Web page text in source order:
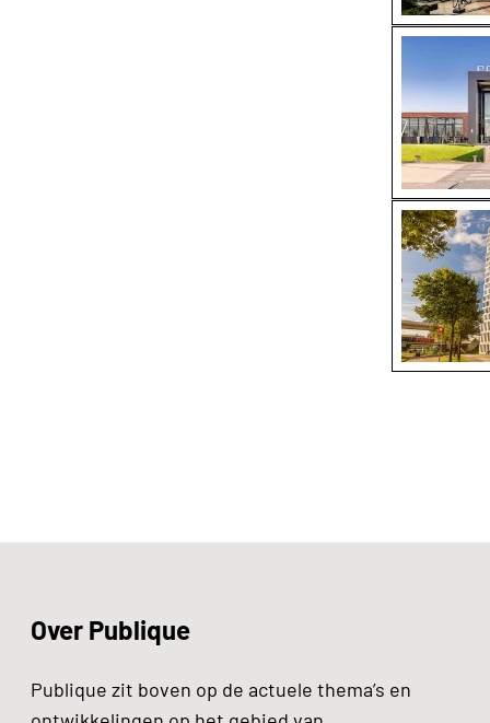
Over Publique
Publique zit boven op de actuele thema’s en